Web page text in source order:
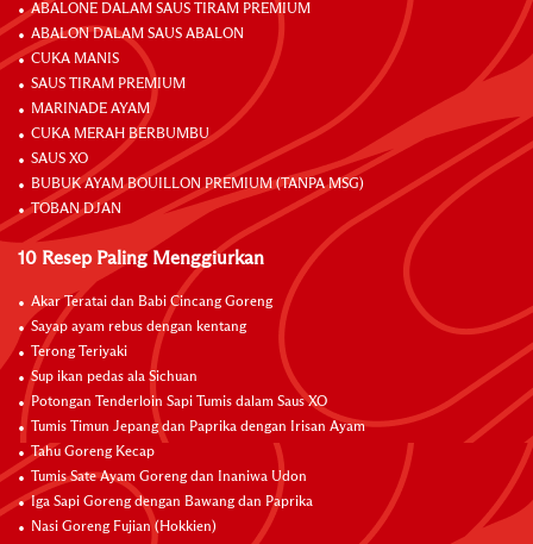
ABALONE DALAM SAUS TIRAM PREMIUM
ABALON DALAM SAUS ABALON
CUKA MANIS
SAUS TIRAM PREMIUM
MARINADE AYAM
CUKA MERAH BERBUMBU
SAUS XO
BUBUK AYAM BOUILLON PREMIUM (TANPA MSG)
TOBAN DJAN
10 Resep Paling Menggiurkan
Akar Teratai dan Babi Cincang Goreng
Sayap ayam rebus dengan kentang
Terong Teriyaki
Sup ikan pedas ala Sichuan
Potongan Tenderloin Sapi Tumis dalam Saus XO
Tumis Timun Jepang dan Paprika dengan Irisan Ayam
Tahu Goreng Kecap
Tumis Sate Ayam Goreng dan Inaniwa Udon
Iga Sapi Goreng dengan Bawang dan Paprika
Nasi Goreng Fujian (Hokkien)